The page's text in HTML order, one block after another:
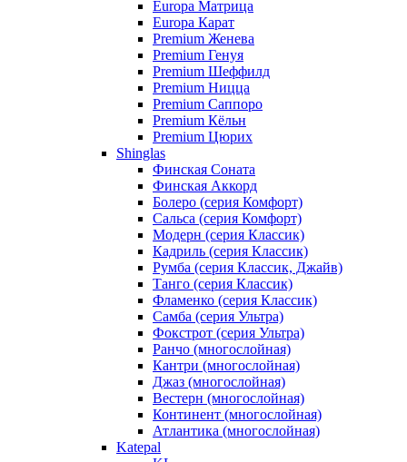
Europa Матрица
Europa Карат
Premium Женева
Premium Генуя
Premium Шеффилд
Premium Ницца
Premium Саппоро
Premium Кёльн
Premium Цюрих
Shinglas
Финская Соната
Финская Аккорд
Болеро (серия Комфорт)
Сальса (серия Комфорт)
Модерн (серия Классик)
Кадриль (серия Классик)
Румба (серия Классик, Джайв)
Танго (серия Классик)
Фламенко (серия Классик)
Самба (серия Ультра)
Фокстрот (серия Ультра)
Ранчо (многослойная)
Кантри (многослойная)
Джаз (многослойная)
Вестерн (многослойная)
Континент (многослойная)
Атлантика (многослойная)
Katepal